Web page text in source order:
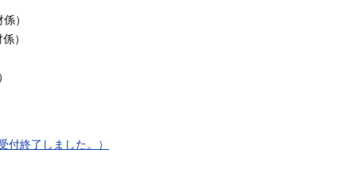
係）
係）
）
終了しました。）